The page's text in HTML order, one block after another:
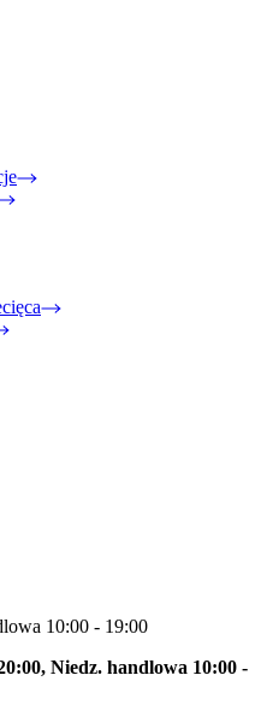
10:00 - 19:00
Niedz. handlowa 10:00 -